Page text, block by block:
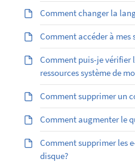
Comment changer la
Comment accéder à mes
Comment puis-je vérifier
ressources système de
Comment supprimer un
Comment augmenter le
Comment supprimer les
disque?